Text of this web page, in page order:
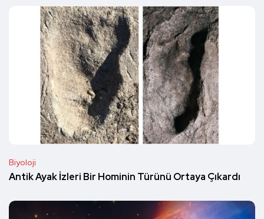
Biyoloji
Antik Ayak İzleri Bir Hominin Türünü Ortaya Çıkardı